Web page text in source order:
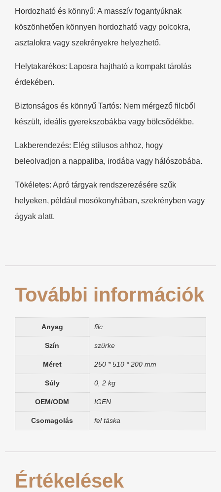
Hordozható és könnyű: A masszív fogantyúknak
köszönhetően könnyen hordozható vagy polcokra,
asztalokra vagy szekrényekre helyezhető.
Helytakarékos: Laposra hajtható a kompakt tárolás
érdekében.
Biztonságos és könnyű Tartós: Nem mérgező filcből
készült, ideális gyerekszobákba vagy bölcsődékbe.​
Lakberendezés: Elég stílusos ahhoz, hogy
beleolvadjon a nappaliba, irodába vagy hálószobába.
Tökéletes: Apró tárgyak rendszerezésére szűk
helyeken, például mosókonyhában, szekrényben vagy
ágyak alatt.
További információk
Anyag filc
Szín szürke
Méret 250 * 510 * 200 mm
Súly 0, 2 kg
OEM/ODM IGEN
Csomagolás fel táska
Értékelések